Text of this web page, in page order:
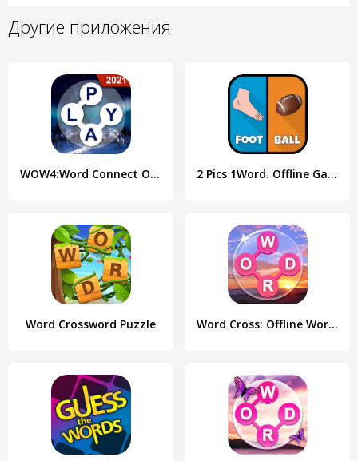
Другие приложения
WOW4:Word Connect Offline Word 2 Pics 1Word. Offline Games
Word Crossword Puzzle Word Cross: Offline Word Games